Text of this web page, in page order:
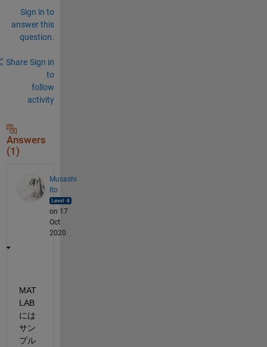
Sign in to
answer this
question.
Share Sign in
to
follow
activity
Answers
(1)
Musashi
Ito
on 17
Oct
2020
MAT
LAB
には
サン
プル